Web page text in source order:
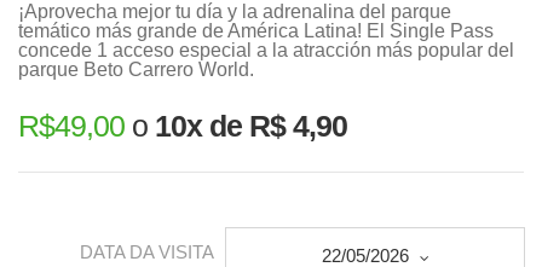
¡Aprovecha mejor tu día y la adrenalina del parque
temático más grande de América Latina! El Single Pass
concede 1 acceso especial a la atracción más popular del
parque Beto Carrero World.
R$49,00 o 10x de R$ 4,90
DATA DA VISITA 22/05/2026